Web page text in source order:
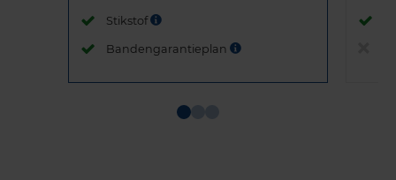
Stikstof
Bandengarantieplan